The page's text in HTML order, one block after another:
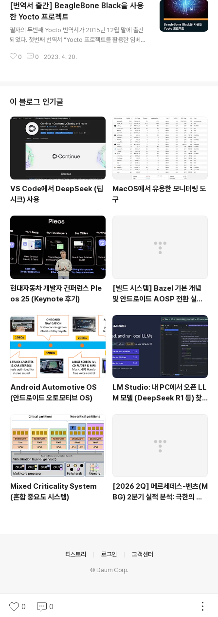
안에서 반복해서 사용하지 않습니다. 접속사나 유사한 어구를 남용하지 않습니
다 . 글을 작성하신 후에는 맞춤법 및 띄어쓰기를 검사합니다. 아래의 사이트에
들어가셔서 문장을 Copy & Paste 하시..
[번역서 출간] BeagleBone Black을 사용
한 Yocto 프로젝트
필자의 두번째 Yocto 번역서가 2015년 12월 말에 출간
되었다. 첫번째 번역서 "Yocto 프로젝트를 활용한 임베디
토의 레퍼런스 보드인 비글본 블랙에서의 예제 중심서이
월에 Raspberry Pi Yocto 관련 책이 출간되니 이것도
검토해 볼 예정이다. 사실 Raspberry PI가 전세계적으로
제일 많이 사용하는 Reference 개발 보드이기 때문에 의
미있을 것 같다. 요약 이 책은 욕토(Yocto) 프로젝트를 사
용해 비글본 블랙(BeagleBone..
0 0 2023. 4. 20.
이 블로그 인기글
VS Code에서 DeepSeek (딥
시크) 사용
MacOS에서 유용한 모니터링 도
구
현대자동차 개발자 컨퍼런스 Ple
os 25 (Keynote 후기)
[빌드 시스템] Bazel 기본 개념
및 안드로이드 AOSP 전환 실패
Android Automotive OS
(안드로이드 오토모티브 OS)
LM Studio: 내 PC에서 오픈 LL
M 모델 (DeepSeek R1 등) 찾
Mixed Criticality System
(혼합 중요도 시스템)
[2026 2Q] 메르세데스-벤츠(M
BG) 2분기 실적 분석: 극한의 비
0 0
티스토리 로그인 고객센터
© Daum Corp.